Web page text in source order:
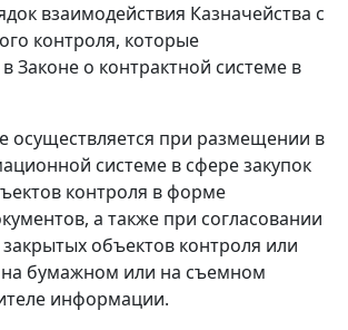
взаимодействия Казначейства с
контроля, которые
Законе о контрактной системе в
осуществляется при размещении в
системе в сфере закупок
контроля в форме
а также при согласовании
объектов контроля или
на бумажном или на съемном
информации.